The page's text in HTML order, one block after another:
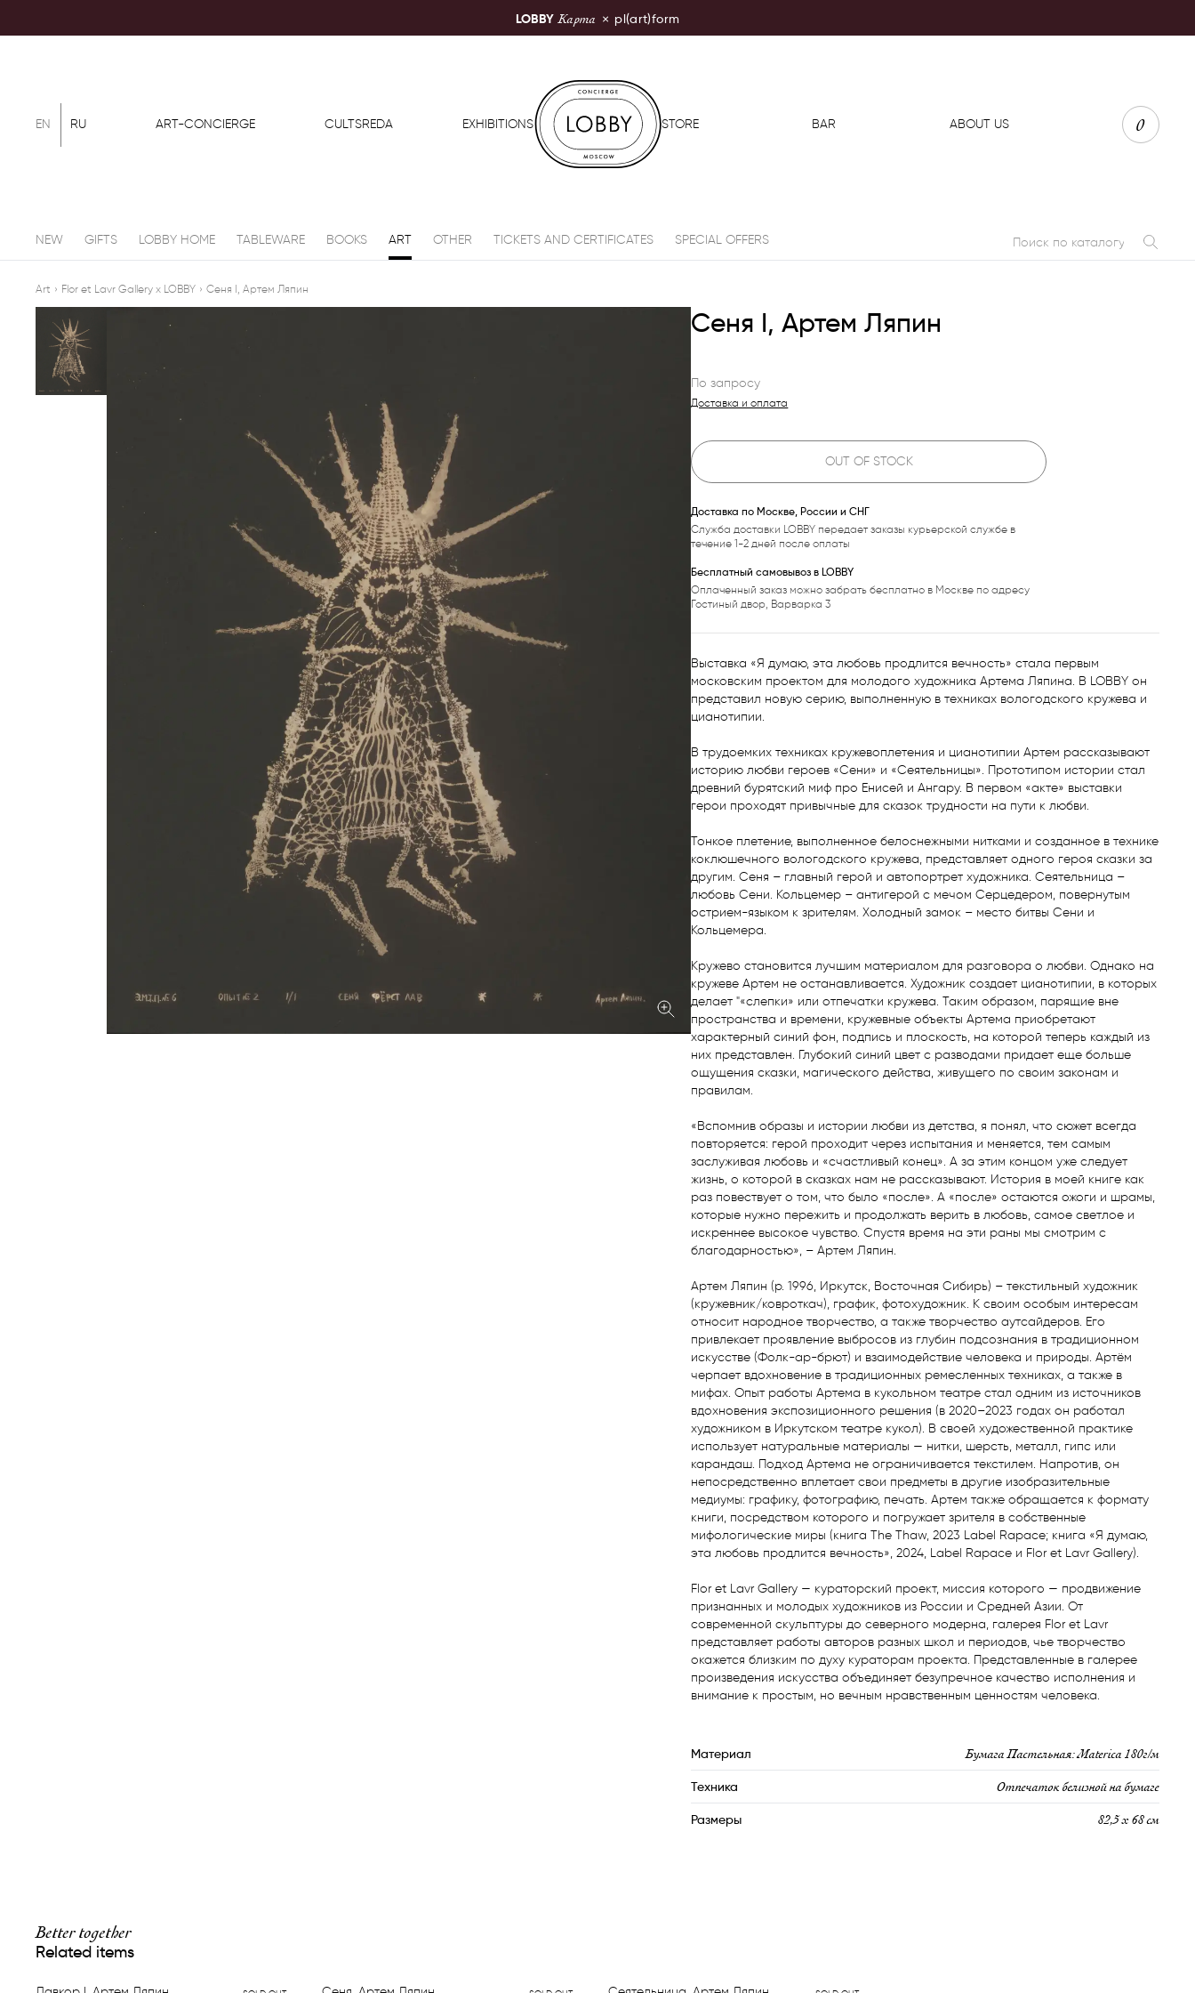
LOBBY Карта × pl(art)form
EN RU ART-CONCIERGE CULTSREDA EXHIBITIONS
LOBBY Moscow
STORE BAR ABOUT US 0
NEW GIFTS LOBBY HOME TABLEWARE BOOKS ART OTHER TICKETS AND CERTIFICATES SPECIAL OFFERS
Art › Flor et Lavr Gallery x LOBBY › Сеня I, Артем Ляпин
Сеня I, Артем Ляпин
По запросу
Доставка и оплата
OUT OF STOCK
Доставка по Москве, России и СНГ
Служба доставки LOBBY передает заказы курьерской службе в
течение 1-2 дней после оплаты
Бесплатный самовывоз в LOBBY
Оплаченный заказ можно забрать бесплатно в Москве по адресу
Гостиный двор, Варварка 3
Выставка «Я думаю, эта любовь продлится вечность» стала первым
московским проектом для молодого художника Артема Ляпина. В LOBBY он
представил новую серию, выполненную в техниках вологодского кружева и
цианотипии.
В трудоемких техниках кружевоплетения и цианотипии Артем рассказывают
историю любви героев «Сени» и «Сеятельницы». Прототипом истории стал
древний бурятский миф про Енисей и Ангару. В первом «акте» выставки
герои проходят привычные для сказок трудности на пути к любви.
Тонкое плетение, выполненное белоснежными нитками и созданное в технике
коклюшечного вологодского кружева, представляет одного героя сказки за
другим. Сеня – главный герой и автопортрет художника. Сеятельница –
любовь Сени. Кольцемер – антигерой с мечом Серцедером, повернутым
острием-языком к зрителям. Холодный замок – место битвы Сени и
Кольцемера.
Кружево становится лучшим материалом для разговора о любви. Однако на
кружеве Артем не останавливается. Художник создает цианотипии, в которых
делает "«слепки» или отпечатки кружева. Таким образом, парящие вне
пространства и времени, кружевные объекты Артема приобретают
характерный синий фон, подпись и плоскость, на которой теперь каждый из
них представлен. Глубокий синий цвет с разводами придает еще больше
ощущения сказки, магического действа, живущего по своим законам и
правилам.
«Вспомнив образы и истории любви из детства, я понял, что сюжет всегда
повторяется: герой проходит через испытания и меняется, тем самым
заслуживая любовь и «счастливый конец». А за этим концом уже следует
жизнь, о которой в сказках нам не рассказывают. История в моей книге как
раз повествует о том, что было «после». А «после» остаются ожоги и шрамы,
которые нужно пережить и продолжать верить в любовь, самое светлое и
искреннее высокое чувство. Спустя время на эти раны мы смотрим с
благодарностью», – Артем Ляпин.
Артем Ляпин (р. 1996, Иркутск, Восточная Сибирь) – текстильный художник
(кружевник/ковроткач), график, фотохудожник. К своим особым интересам
относит народное творчество, а также творчество аутсайдеров. Его
привлекает проявление выбросов из глубин подсознания в традиционном
искусстве (Фолк-ар-брют) и взаимодействие человека и природы. Артём
черпает вдохновение в традиционных ремесленных техниках, а также в
мифах. Опыт работы Артема в кукольном театре стал одним из источников
вдохновения экспозиционного решения (в 2020–2023 годах он работал
художником в Иркутском театре кукол). В своей художественной практике
использует натуральные материалы — нитки, шерсть, металл, гипс или
карандаш. Подход Артема не ограничивается текстилем. Напротив, он
непосредственно вплетает свои предметы в другие изобразительные
медиумы: графику, фотографию, печать. Артем также обращается к формату
книги, посредством которого и погружает зрителя в собственные
мифологические миры (книга The Thaw, 2023 Label Rapace; книга «Я думаю,
эта любовь продлится вечность», 2024, Label Rapace и Flor et Lavr Gallery).
Flor et Lavr Gallery — кураторский проект, миссия которого — продвижение
признанных и молодых художников из России и Средней Азии. От
современной скульптуры до северного модерна, галерея Flor et Lavr
представляет работы авторов разных школ и периодов, чье творчество
окажется близким по духу кураторам проекта. Представленные в галерее
произведения искусства объединяет безупречное качество исполнения и
внимание к простым, но вечным нравственным ценностям человека.
Материал Бумага Пастельная: Materica 180г/м
Техника Отпечаток белизной на бумаге
Размеры 82,5 х 68 см
Better together
Related items